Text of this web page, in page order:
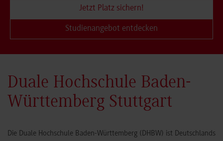
Jetzt Platz sichern!
Studienangebot entdecken
Duale Hochschule Baden-
Württemberg Stuttgart
Die Duale Hochschule Baden-Württemberg (DHBW) ist Deutschlands